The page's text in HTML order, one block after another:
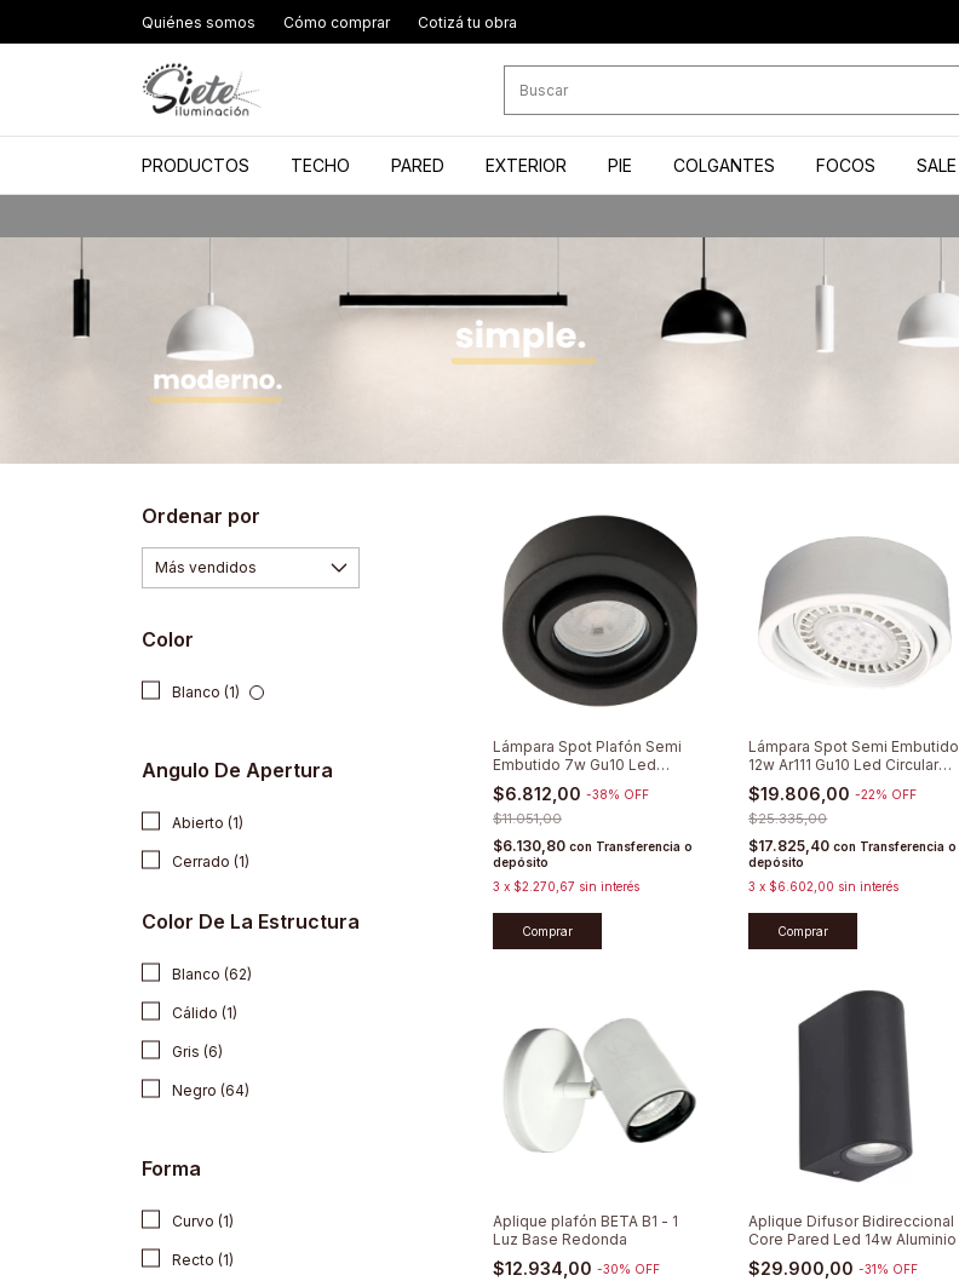
Quiénes somos Cómo comprar Cotizá tu obra
PRODUCTOS TECHO PARED EXTERIOR PIE COLGANTES FOCOS SALE
Ordenar por
Color
Blanco (1)
Angulo De Apertura
Abierto (1)
Cerrado (1)
Color De La Estructura
Blanco (62)
Cálido (1)
Gris (6)
Negro (64)
Forma
Curvo (1)
Recto (1)
Lámpara Spot Plafón Semi
Embutido 7w Gu10 Led
Circular Móvil Aplique Para
Caja Octogonal
$6.812,00 -38% OFF
$11.051,00
$6.130,80 con Transferencia o
depósito
3 x $2.270,67 sin interés
Comprar
Lámpara Spot Semi Embutido
12w Ar111 Gu10 Led Circular
Móvil
$19.806,00-22% OFF
$25.335,00
$17.825,40con Transferencia o
depósito
3 x $6.602,00 sin interés
Comprar
Aplique plafón BETA B1 - 1
Luz Base Redonda
$12.934,00 -30% OFF
Aplique Difusor Bidireccional
Core Pared Led 14w Aluminio
$29.900,00-31% OFF